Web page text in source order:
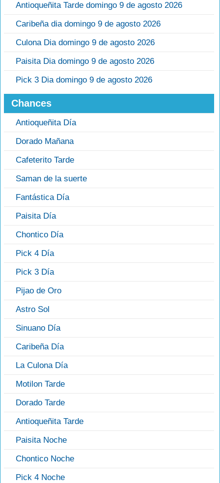
Antioqueñita Tarde domingo 9 de agosto 2026
Caribeña dia domingo 9 de agosto 2026
Culona Dia domingo 9 de agosto 2026
Paisita Dia domingo 9 de agosto 2026
Pick 3 Dia domingo 9 de agosto 2026
Chances
Antioqueñita Día
Dorado Mañana
Cafeterito Tarde
Saman de la suerte
Fantástica Día
Paisita Día
Chontico Día
Pick 4 Día
Pick 3 Día
Pijao de Oro
Astro Sol
Sinuano Día
Caribeña Día
La Culona Día
Motilon Tarde
Dorado Tarde
Antioqueñita Tarde
Paisita Noche
Chontico Noche
Pick 4 Noche